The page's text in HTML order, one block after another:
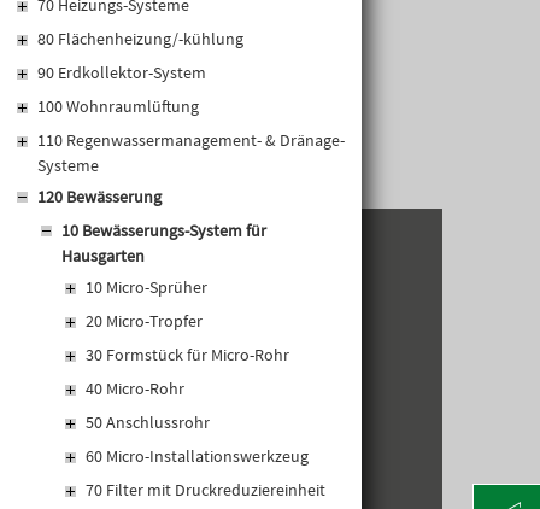
STANDORTE
DOWNLOADS
LEITBILD
KARRIERE UND WEITERBILDUNG
OFFENE STELLEN
AKTUELLES
EUROSYS TROCKENBAUSYSTEM
GEWERBEZONE
70 Heizungs-Systeme
80 Flächenheizung/-kühlung
90 Erdkollektor-System
100 Wohnraumlüftung
110 Regenwassermanagement- & Dränage-
Systeme
120 Bewässerung
10 Bewässerungs-System für
Hausgarten
10 Micro-Sprüher
20 Micro-Tropfer
30 Formstück für Micro-Rohr
40 Micro-Rohr
50 Anschlussrohr
60 Micro-Installationswerkzeug
70 Filter mit Druckreduziereinheit
SPRÜHDÜSE
KONTAKT
Alte Poststraße 171
Telefon: +43 316 5971 0
info@kormann.at
ÖFFNUNGSZEITEN